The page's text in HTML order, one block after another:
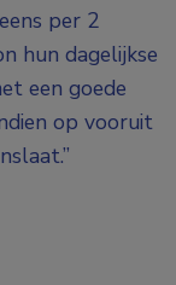
per 2
hun dagelijkse
een goede
op vooruit